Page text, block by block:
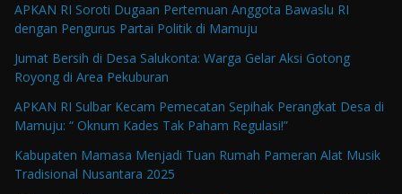
APKAN RI Soroti Dugaan Pertemuan Anggota Bawaslu RI
dengan Pengurus Partai Politik di Mamuju
Jumat Bersih di Desa Salukonta: Warga Gelar Aksi Gotong
Royong di Area Pekuburan
APKAN RI Sulbar Kecam Pemecatan Sepihak Perangkat Desa di
Mamuju: “ Oknum Kades Tak Paham Regulasi!”
Kabupaten Mamasa Menjadi Tuan Rumah Pameran Alat Musik
Tradisional Nusantara 2025